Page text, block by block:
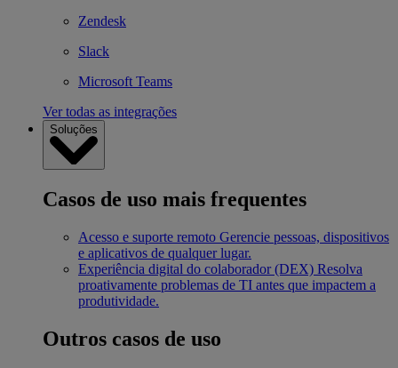
Zendesk
Slack
Microsoft Teams
Ver todas as integrações
Soluções
Casos de uso mais frequentes
Acesso e suporte remoto Gerencie pessoas, dispositivos
e aplicativos de qualquer lugar.
Experiência digital do colaborador (DEX) Resolva
proativamente problemas de TI antes que impactem a
produtividade.
Outros casos de uso